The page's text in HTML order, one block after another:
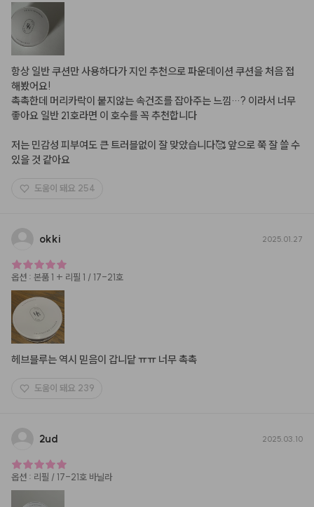
항상 일반 쿠션만 사용하다가 지인 추천으로 파운데이션 쿠션을 처음 접
해봤어요!
촉촉한데 머리카락이 붙지않는 속건조를 잡아주는 느낌…? 이라서 너무
좋아요 일반 21호라면 이 호수를 꼭 추천합니다
저는 민감성 피부여도 큰 트러블없이 잘 맞았습니다🥰 앞으로 쭉 잘 쓸 수
있을 것 같아요
도움이 돼요 254
okki 2025.01.27
옵션 : 본품 1 + 리필 1 / 17-21호
헤브블루는 역시 믿음이 갑니닽 ㅠㅠ 너무 촉촉
도움이 돼요 239
2ud 2025.03.10
옵션 : 리필 / 17-21호 바닐라